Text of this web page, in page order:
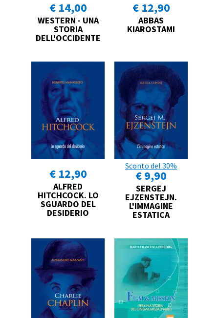
€ 14,00
WESTERN - UNA
STORIA
DELL'OCCIDENTE
€ 12,90
ABBAS
KIAROSTAMI
€ 12,90
ALFRED
HITCHCOCK. LO
SGUARDO DEL
DESIDERIO
Sconto del 30%
€ 9,90
SERGEJ
EJZENSTEJN.
L'IMMAGINE
ESTATICA